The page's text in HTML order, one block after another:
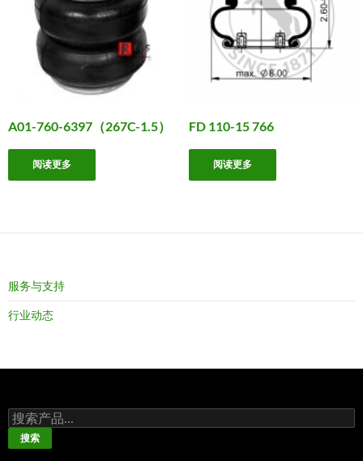
A01-760-6397（267C-1.5）
阅读更多
FD 110-15 766
阅读更多
服务与支持
行业动态
搜
索：
搜索